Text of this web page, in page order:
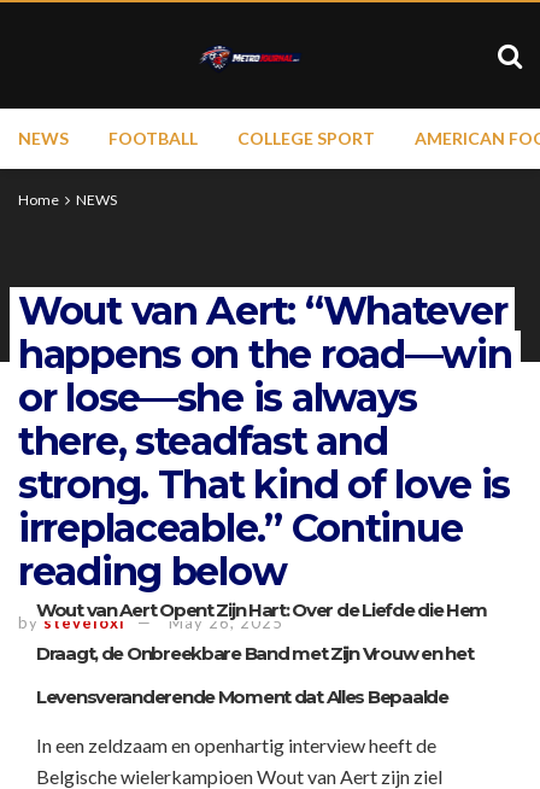
NEWS FOOTBALL COLLEGE SPORT AMERICAN
Home NEWS
Wout van Aert: “Whatever
happens on the road—win
or lose—she is always
there, steadfast and
strong. That kind of love is
irreplaceable.” Continue
reading below
by steveloxi May 26, 2025
Wout van Aert Opent Zijn Hart: Over de Liefde die Hem
Draagt, de Onbreekbare Band met Zijn Vrouw en het
Levensveranderende Moment dat Alles Bepaalde
In een zeldzaam en openhartig interview heeft de
Belgische wielerkampioen Wout van Aert zijn ziel